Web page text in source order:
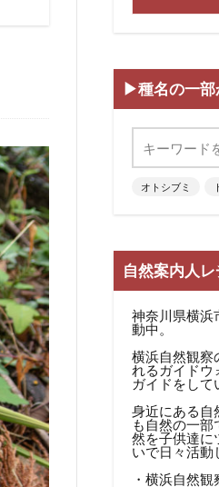
▶種名の一部
オトシブミ
自然案内人
神奈川県横浜
動中。
横浜自然観察
れるガイドウ
ガイドをして
身近にある自
も自然の一部
然を子供達に
いで日々活動
・横浜自然